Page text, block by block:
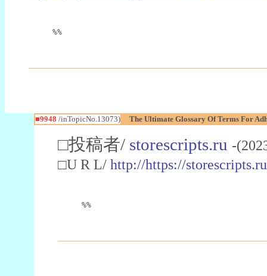
%%
■9948 /inTopicNo.13073) The Ultimate Glossary Of Terms For
□投稿者/ storescripts.ru -
□U R L/ http://https://
%%